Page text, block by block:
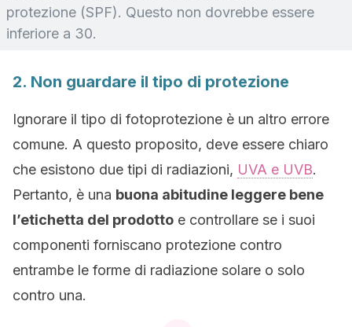
protezione (SPF). Questo non dovrebbe essere
inferiore a 30.
2. Non guardare il tipo di protezione
Ignorare il tipo di fotoprotezione è un altro errore
comune. A questo proposito, deve essere chiaro
che esistono due tipi di radiazioni, UVA e UVB.
Pertanto, è una buona abitudine leggere bene
l’etichetta del prodotto e controllare se i suoi
componenti forniscano protezione contro
entrambe le forme di radiazione solare o solo
contro una.